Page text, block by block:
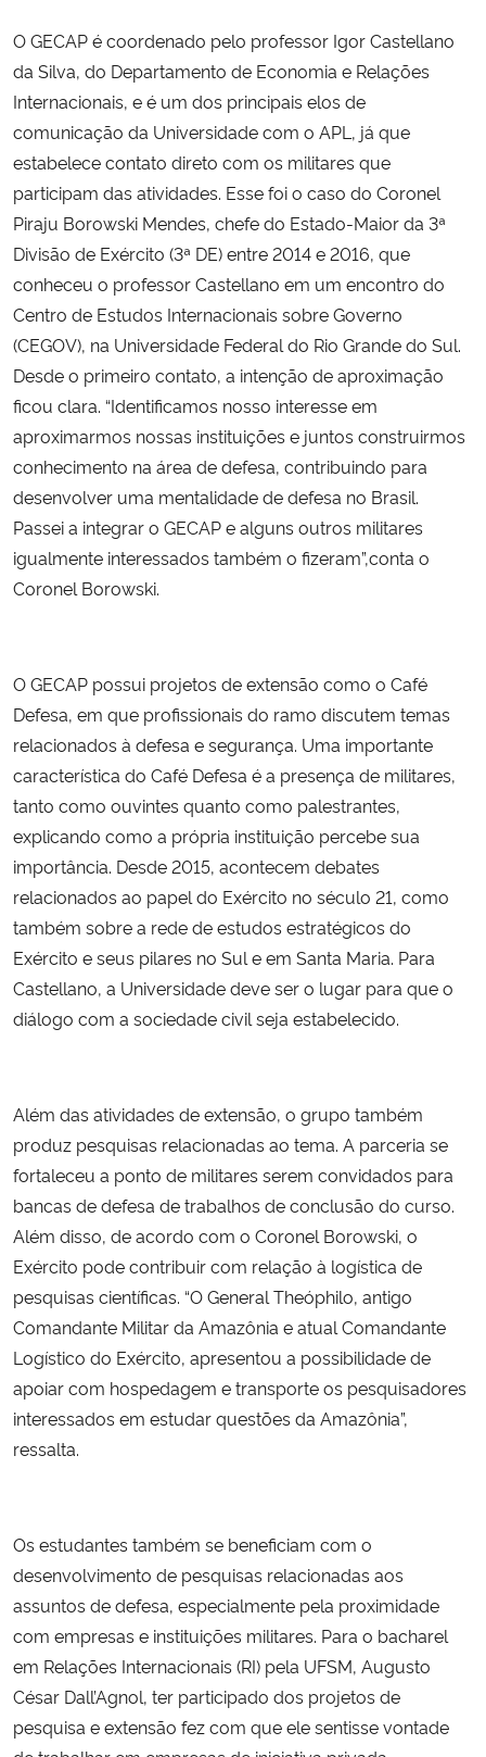
O GECAP é coordenado pelo professor Igor Castellano
da Silva, do Departamento de Economia e Relações
Internacionais, e é um dos principais elos de
comunicação da Universidade com o APL, já que
estabelece contato direto com os militares que
participam das atividades. Esse foi o caso do Coronel
Piraju Borowski Mendes, chefe do Estado-Maior da 3ª
Divisão de Exército (3ª DE) entre 2014 e 2016, que
conheceu o professor Castellano em um encontro do
Centro de Estudos Internacionais sobre Governo
(CEGOV), na Universidade Federal do Rio Grande do Sul.
Desde o primeiro contato, a intenção de aproximação
ficou clara. “Identificamos nosso interesse em
aproximarmos nossas instituições e juntos construirmos
conhecimento na área de defesa, contribuindo para
desenvolver uma mentalidade de defesa no Brasil.
Passei a integrar o GECAP e alguns outros militares
igualmente interessados também o fizeram”,conta o
Coronel Borowski.
O GECAP possui projetos de extensão como o Café
Defesa, em que profissionais do ramo discutem temas
relacionados à defesa e segurança. Uma importante
característica do Café Defesa é a presença de militares,
tanto como ouvintes quanto como palestrantes,
explicando como a própria instituição percebe sua
importância. Desde 2015, acontecem debates
relacionados ao papel do Exército no século 21, como
também sobre a rede de estudos estratégicos do
Exército e seus pilares no Sul e em Santa Maria. Para
Castellano, a Universidade deve ser o lugar para que o
diálogo com a sociedade civil seja estabelecido.
Além das atividades de extensão, o grupo também
produz pesquisas relacionadas ao tema. A parceria se
fortaleceu a ponto de militares serem convidados para
bancas de defesa de trabalhos de conclusão do curso.
Além disso, de acordo com o Coronel Borowski, o
Exército pode contribuir com relação à logística de
pesquisas científicas. “O General Theóphilo, antigo
Comandante Militar da Amazônia e atual Comandante
Logístico do Exército, apresentou a possibilidade de
apoiar com hospedagem e transporte os pesquisadores
interessados em estudar questões da Amazônia”,
ressalta.
Os estudantes também se beneficiam com o
desenvolvimento de pesquisas relacionadas aos
assuntos de defesa, especialmente pela proximidade
com empresas e instituições militares. Para o bacharel
em Relações Internacionais (RI) pela UFSM, Augusto
César Dall’Agnol, ter participado dos projetos de
pesquisa e extensão fez com que ele sentisse vontade